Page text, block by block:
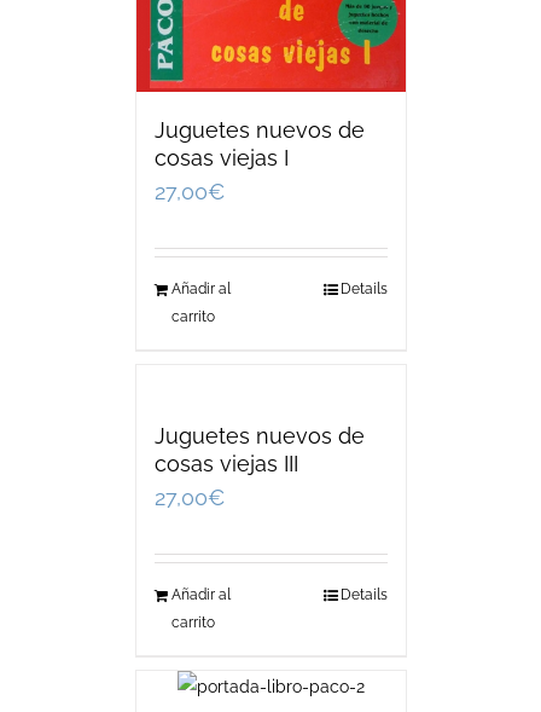
Juguetes nuevos de
cosas viejas I
27,00€
Añadir al
carrito
Details
Juguetes nuevos de
cosas viejas III
27,00€
Añadir al
carrito
Details